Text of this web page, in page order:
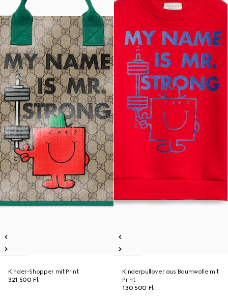
Kinder-Shopper mit Print
321 500 Ft
Kinderpullover aus Baumwolle mit
Print
130 500 Ft